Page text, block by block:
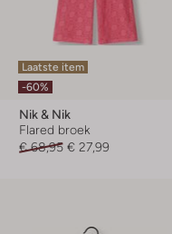
Laatste item
-60%
Nik & Nik
Flared broek
€ 68,95 € 27,99